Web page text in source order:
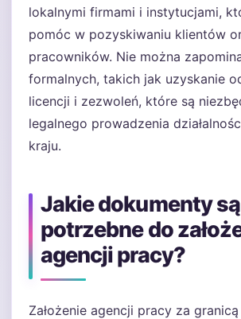
lokalnymi firmami i instytucjami,
pomóc w pozyskiwaniu klientów
pracowników. Nie można
formalnych, takich jak uzyskanie
licencji i zezwoleń, które są
legalnego prowadzenia
kraju.
Jakie dokumenty są
potrzebne do
agencji pracy?
Założenie agencji pracy za